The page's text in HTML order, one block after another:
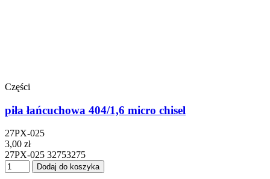
Części
piła łańcuchowa 404/1,6 micro chisel
27PX-025
3,00 zł
27PX-025 32753275
Dodaj do koszyka